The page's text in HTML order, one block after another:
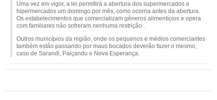
Uma vez em vigor, a lei permitirá a abertura dos supermercados e
hipermercados um domingo por mês, como ocorria antes da abertura.
Os estabelecimentos que comercializam gêneros alimentícios e opera
com familiares não sofreram nenhuma restrição .
Outros municípios da região, onde os pequenos e médios comerciantes
também estão passando por maus bocados deverão fazer o mesmo,
caso de Sarandi, Paiçandu e Nova Esperança.